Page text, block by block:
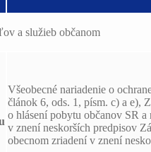
a služieb občanom
Všeobecné nariadenie o
článok 6, ods. 1, písm. c) a e),
o hlásení pobytu občanov SR
v znení neskorších predpisov
obecnom zriadení v znení